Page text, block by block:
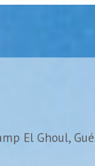
El Ghoul,